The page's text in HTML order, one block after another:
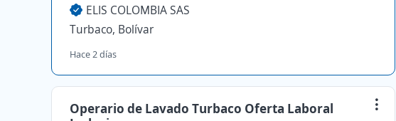
ELIS COLOMBIA SAS
Turbaco, Bolívar
Hace 2 días
Operario de Lavado Turbaco Oferta Laboral